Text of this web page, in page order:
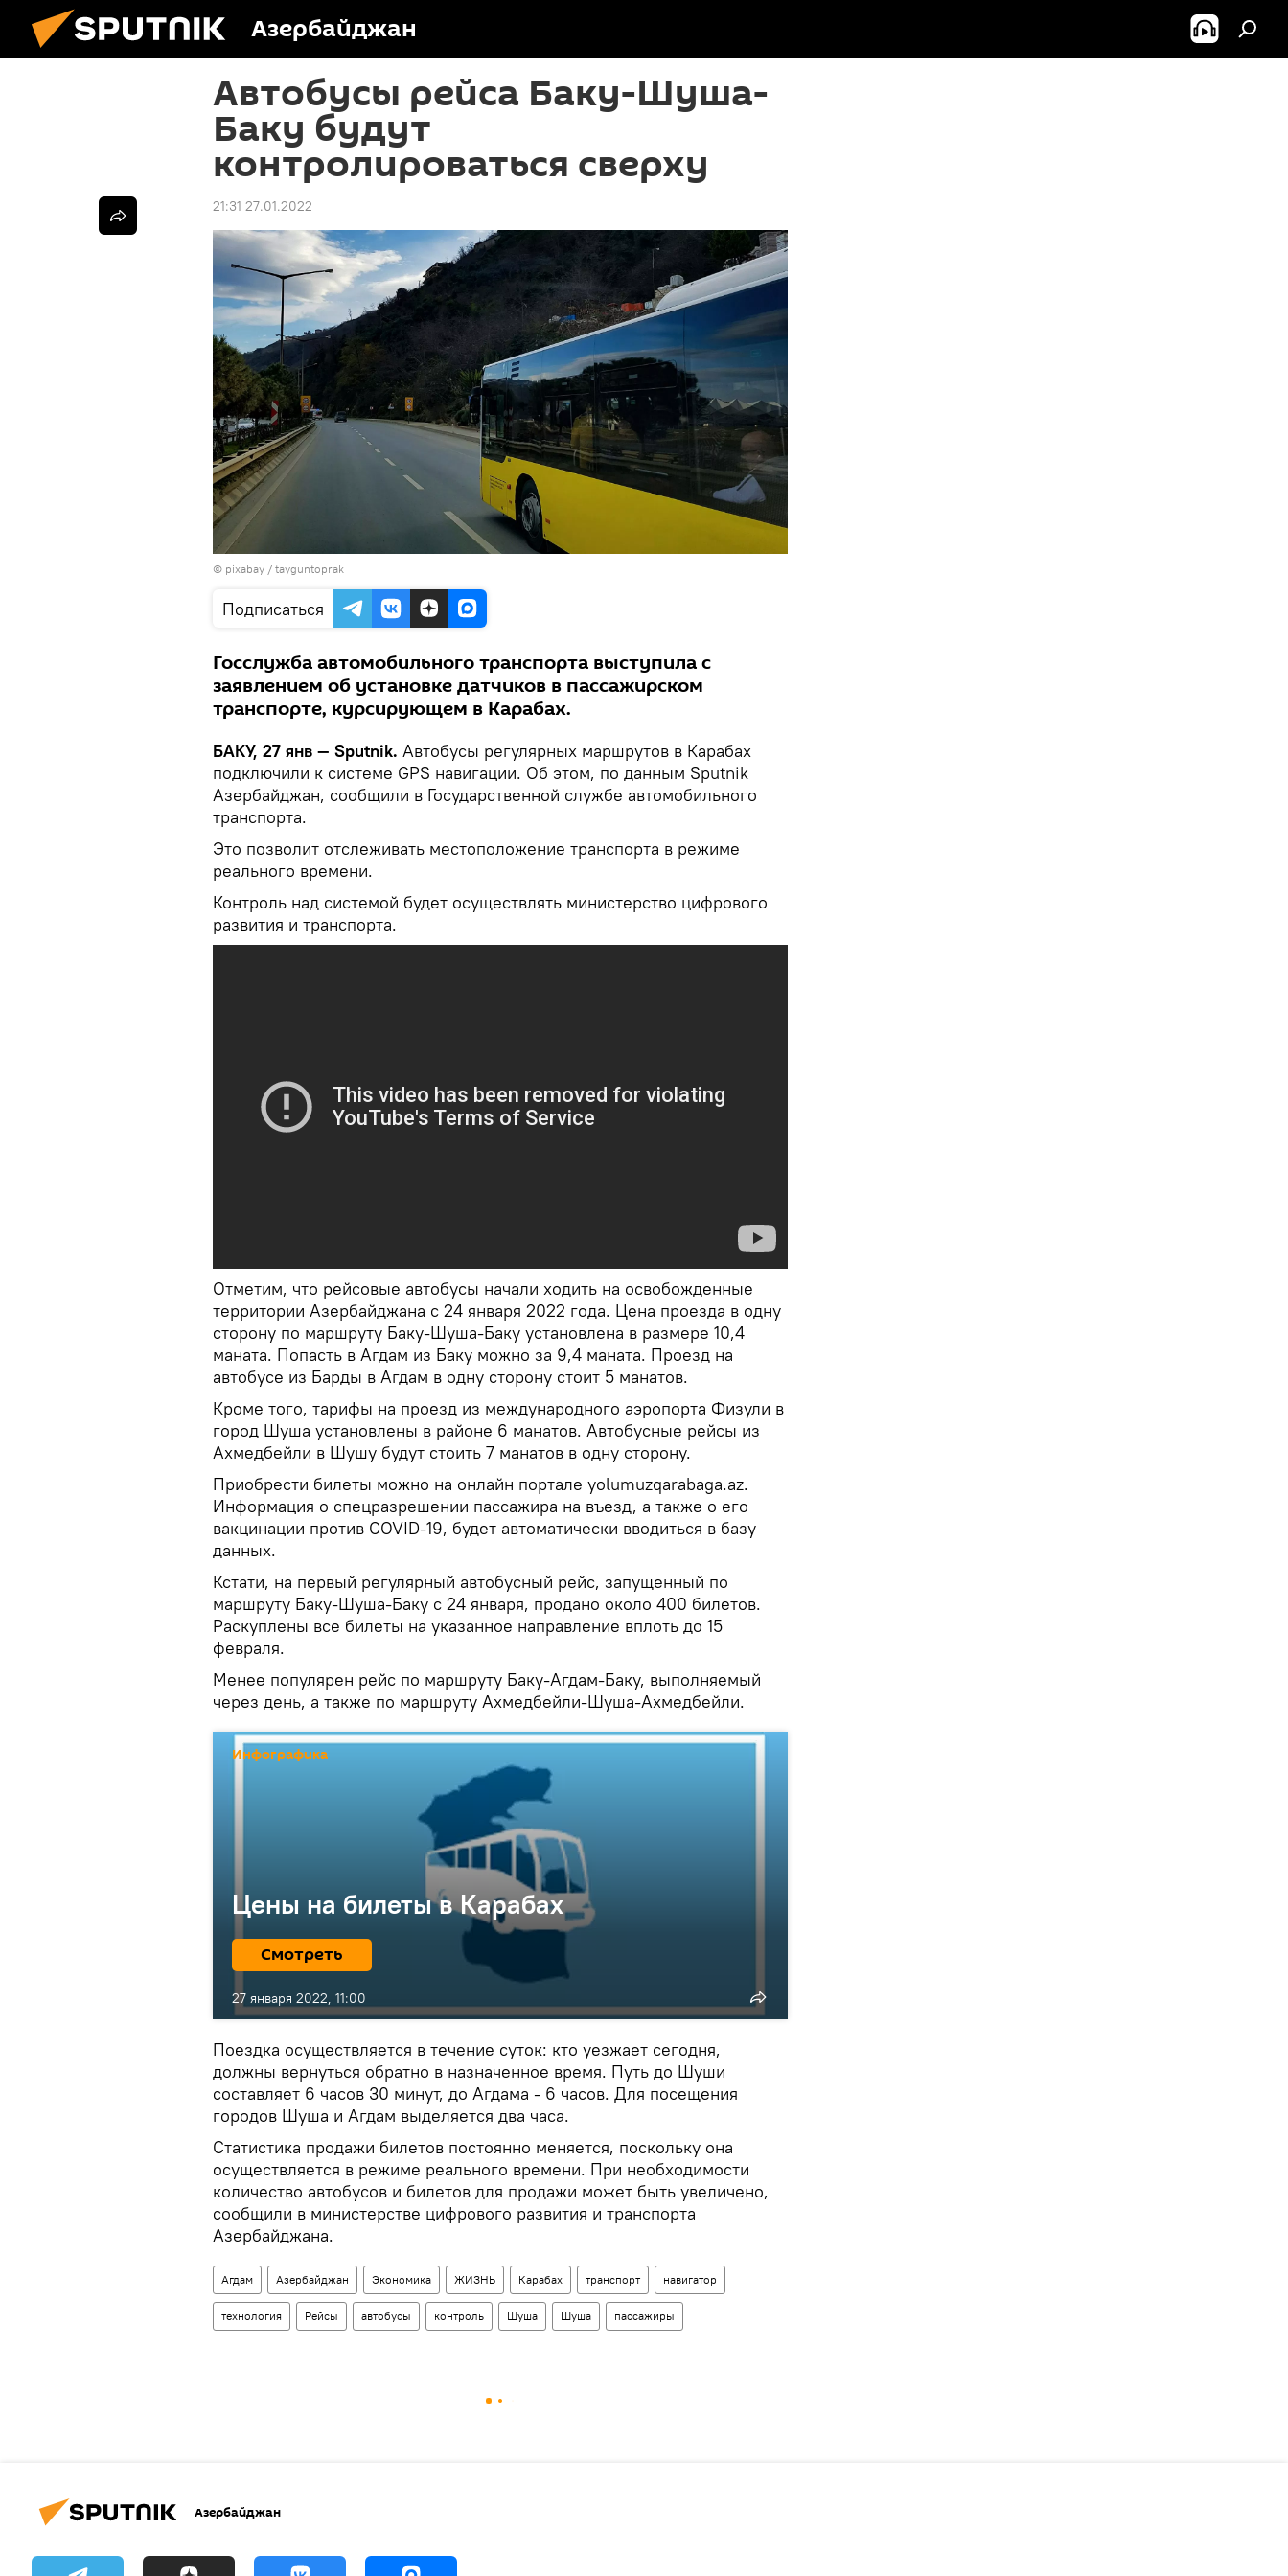
Азербайджан
Автобусы рейса Баку-Шуша-
Баку будут
контролироваться сверху
21:31 27.01.2022
© pixabay / tayguntoprak
Подписаться
Госслужба автомобильного транспорта выступила с
заявлением об установке датчиков в пассажирском
транспорте, курсирующем в Карабах.
БАКУ, 27 янв — Sputnik. Автобусы регулярных маршрутов в Карабах
подключили к системе GPS навигации. Об этом, по данным Sputnik
Азербайджан, сообщили в Государственной службе автомобильного
транспорта.
Это позволит отслеживать местоположение транспорта в режиме
реального времени.
Контроль над системой будет осуществлять министерство цифрового
развития и транспорта.
Отметим, что рейсовые автобусы начали ходить на освобожденные
территории Азербайджана с 24 января 2022 года. Цена проезда в одну
сторону по маршруту Баку-Шуша-Баку установлена в размере 10,4
маната. Попасть в Агдам из Баку можно за 9,4 маната. Проезд на
автобусе из Барды в Агдам в одну сторону стоит 5 манатов.
Кроме того, тарифы на проезд из международного аэропорта Физули в
город Шуша установлены в районе 6 манатов. Автобусные рейсы из
Ахмедбейли в Шушу будут стоить 7 манатов в одну сторону.
Приобрести билеты можно на онлайн портале yolumuzqarabaga.az.
Информация о спецразрешении пассажира на въезд, а также о его
вакцинации против COVID-19, будет автоматически вводиться в базу
данных.
Кстати, на первый регулярный автобусный рейс, запущенный по
маршруту Баку-Шуша-Баку с 24 января, продано около 400 билетов.
Раскуплены все билеты на указанное направление вплоть до 15
февраля.
Менее популярен рейс по маршруту Баку-Агдам-Баку, выполняемый
через день, а также по маршруту Ахмедбейли-Шуша-Ахмедбейли.
Инфографика
Цены на билеты в Карабах
Смотреть
27 января 2022, 11:00
Поездка осуществляется в течение суток: кто уезжает сегодня,
должны вернуться обратно в назначенное время. Путь до Шуши
составляет 6 часов 30 минут, до Агдама - 6 часов. Для посещения
городов Шуша и Агдам выделяется два часа.
Статистика продажи билетов постоянно меняется, поскольку она
осуществляется в режиме реального времени. При необходимости
количество автобусов и билетов для продажи может быть увеличено,
сообщили в министерстве цифрового развития и транспорта
Азербайджана.
Агдам Азербайджан Экономика ЖИЗНЬ Карабах транспорт навигатор
технология Рейсы автобусы контроль Шуша Шуша пассажиры
Азербайджан